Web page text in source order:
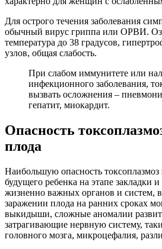
Для острого течения заболевания
обычный вирус гриппа или ОРВИ.
температура до 38 градусов,
узлов, общая слабость.
При слабом иммунитете или
инфекционного заболевания,
вызвать осложнения –
гепатит, миокардит.
Опасность
плода
Наибольшую опасность токсоплазмоз
будущего ребенка на этапе закладки
жизненно важных органов и систем,
заражении плода на ранних сроках
выкидыши, сложные аномалии
затрагивающие нервную систему,
головного мозга, микроцефалия,